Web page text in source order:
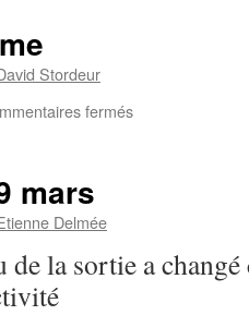
Stordeur
ferméssur
mars
Delmée
la sortie a changé